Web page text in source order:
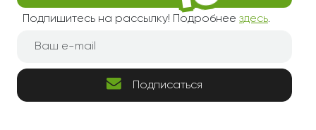
Подпишитесь на рассылку! Подробнее здесь.
Подписаться